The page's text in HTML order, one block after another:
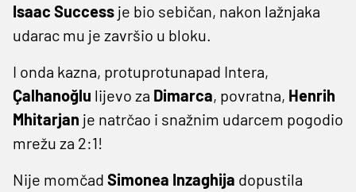
Isaac Success je bio sebičan, nakon lažnjaka
udarac mu je završio u bloku.
I onda kazna, protuprotunapad Intera,
Çalhanoğlu lijevo za Dimarca, povratna, Henrih
Mhitarjan je natrčao i snažnim udarcem pogodio
mrežu za 2:1!
Nije momčad Simonea Inzaghija dopustila